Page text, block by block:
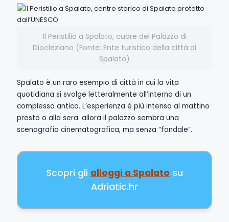
Il Peristilio a Spalato, cuore del Palazzo di
Diocleziano (Fonte: Ente turistico della città di
Spalato)
Spalato è un raro esempio di città in cui la vita
quotidiana si svolge letteralmente all’interno di un
complesso antico. L’esperienza è più intensa al mattino
presto o alla sera: allora il palazzo sembra una
scenografia cinematografica, ma senza “fondale”.
Scopri gli alloggi a Spalato su
Adriatic.hr